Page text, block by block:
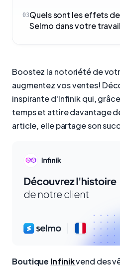
03Quels sont les effets
Selmo dans votre
Boostez la notoriété de
augmentez vos ventes!
inspirante d'Infinik qui,
temps et attire davantage
article, elle partage son
Boutique Infinikvend des